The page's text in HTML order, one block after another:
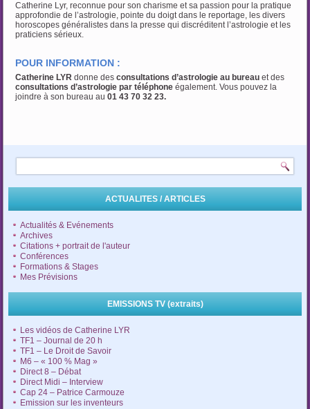
Catherine Lyr, reconnue pour son charisme et sa passion pour la pratique
approfondie de l’astrologie, pointe du doigt dans le reportage, les divers
horoscopes généralistes dans la presse qui discréditent l’astrologie et les
praticiens sérieux.
POUR INFORMATION :
Catherine LYR donne desconsultations d’astrologie au bureau et des
consultations d’astrologie par téléphoneégalement. Vous pouvez la
joindre à son bureau au01 43 70 32 23.
ACTUALITES / ARTICLES
Actualités & Evénements
Archives
Citations + portrait de l'auteur
Conférences
Formations & Stages
Mes Prévisions
EMISSIONS TV (extraits)
Les vidéos de Catherine LYR
TF1 – Journal de 20 h
TF1 – Le Droit de Savoir
M6 – « 100 % Mag »
Direct 8 – Débat
Direct Midi – Interview
Cap 24 – Patrice Carmouze
Emission sur les inventeurs